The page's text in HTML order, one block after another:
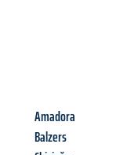
Amadora
Balzers